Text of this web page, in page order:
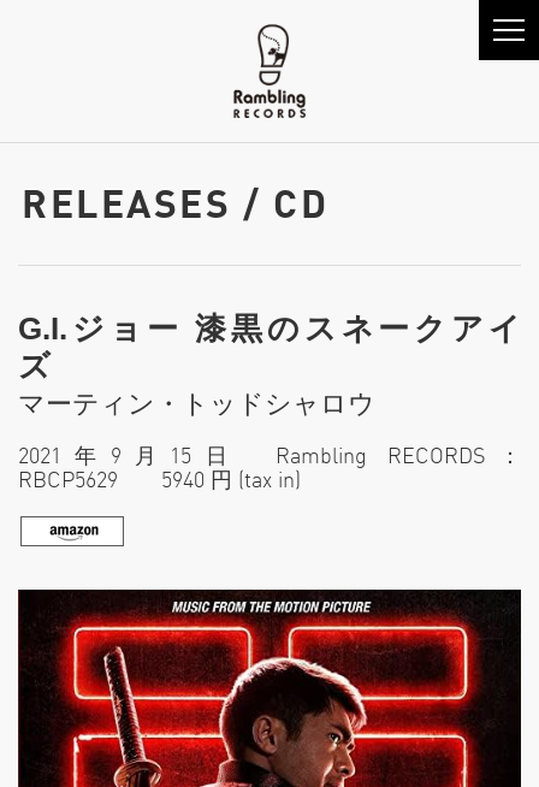
RELEASES / CD
G.I.ジョー 漆黒のスネークアイ
ズ
マーティン・トッドシャロウ
2021年9月15日 Rambling RECORDS：
RBCP5629 5940 円 (tax in)